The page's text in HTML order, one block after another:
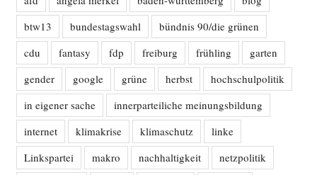
btw13
bundestagswahl
bündnis 90/die grünen
cdu
fantasy fdp freiburg frühling
garten
gender
google grüne herbst
hochschulpolitik
in eigener sache
innerparteiliche meinungsbildung
internet
klimakrise klimaschutz
linke
Linkspartei
makro nachhaltigkeit
netzpolitik